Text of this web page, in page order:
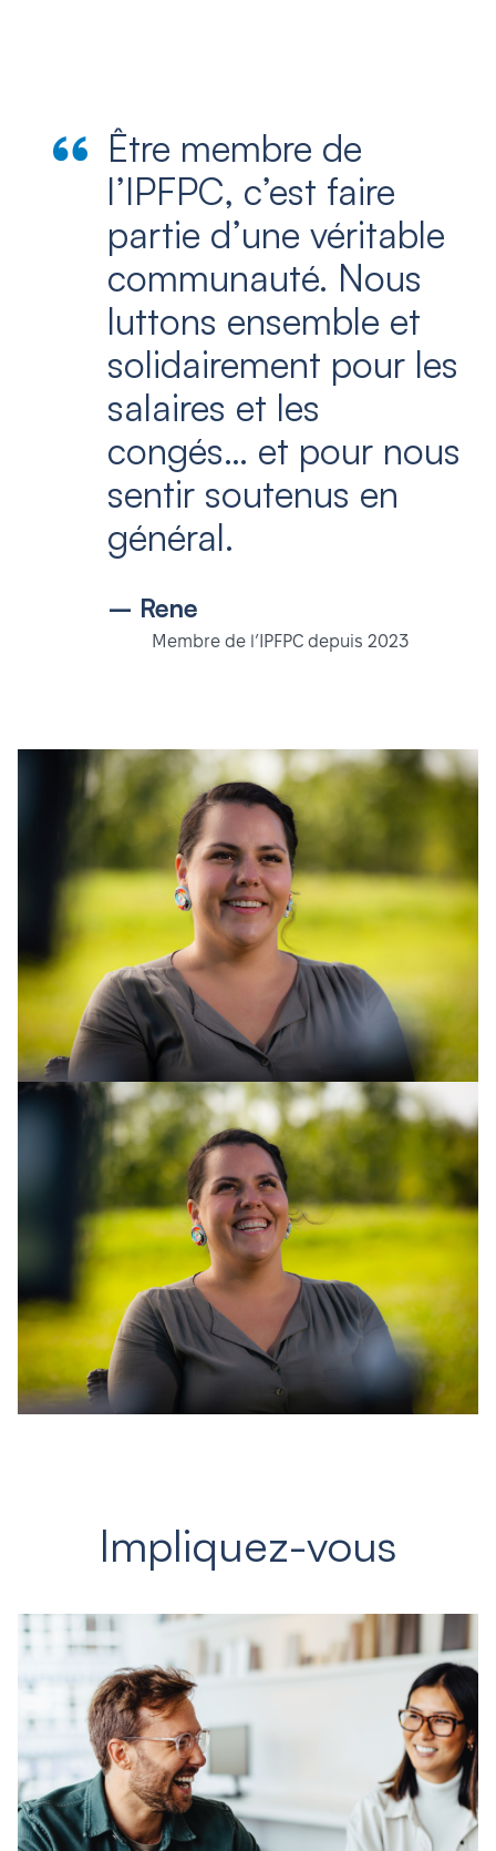
Être membre de
l’IPFPC, c’est faire
partie d’une véritable
communauté. Nous
luttons ensemble et
solidairement pour les
salaires et les
congés… et pour nous
sentir soutenus en
général.
– Rene
Membre de l’IPFPC depuis 2023
Impliquez-vous